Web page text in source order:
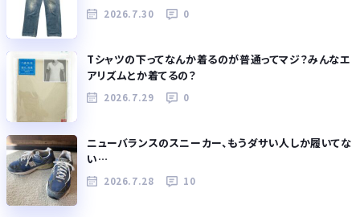
2026.7.30 0
Tシャツの下ってなんか着るのが普通ってマジ？みんなエ
アリズムとか着てるの？
2026.7.29 0
ニューバランスのスニーカー、もうダサい人しか履いてな
い…
2026.7.28 10